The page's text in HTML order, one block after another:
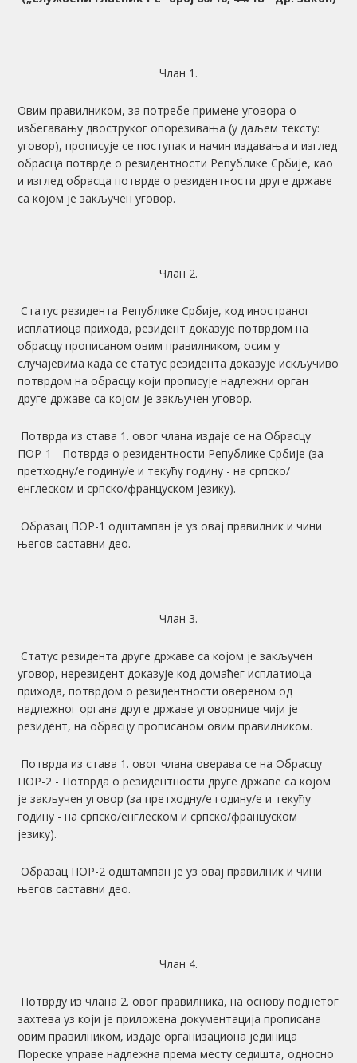
Члан 1.
Овим правилником, за потребе примене уговора о
избегавању двоструког опорезивања (у даљем тексту:
уговор), прописује се поступак и начин издавања и изглед
обрасца потврде о резидентности Републике Србије, као
и изглед обрасца потврде о резидентности друге државе
са којом је закључен уговор.
Члан 2.
Статус резидента Републике Србије, код иностраног
исплатиоца прихода, резидент доказује потврдом на
обрасцу прописаном овим правилником, осим у
случајевима када се статус резидента доказује искључиво
потврдом на обрасцу који прописује надлежни орган
друге државе са којом је закључен уговор.
Потврда из става 1. овог члана издаје се на Обрасцу
ПОР-1 - Потврда о резидентности Републике Србије (за
претходну/е годину/е и текућу годину - на српско/
енглеском и српско/француском језику).
Образац ПОР-1 одштампан је уз овај правилник и чини
његов саставни део.
Члан 3.
Статус резидента друге државе са којом је закључен
уговор, нерезидент доказује код домаћег исплатиоца
прихода, потврдом о резидентности овереном од
надлежног органа друге државе уговорнице чији је
резидент, на обрасцу прописаном овим правилником.
Потврда из става 1. овог члана оверава се на Обрасцу
ПОР-2 - Потврда о резидентности друге државе са којом
је закључен уговор (за претходну/е годину/е и текућу
годину - на српско/енглеском и српско/француском
језику).
Образац ПОР-2 одштампан је уз овај правилник и чини
његов саставни део.
Члан 4.
Потврду из члана 2. овог правилника, на основу поднетог
захтева уз који је приложена документација прописана
овим правилником, издаје организациона јединица
Пореске управе надлежна према месту седишта, односно